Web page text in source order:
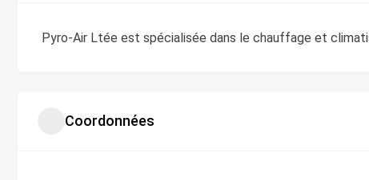
Pyro-Air Ltée est spécialisée dans le chauffage et
Coordonnées